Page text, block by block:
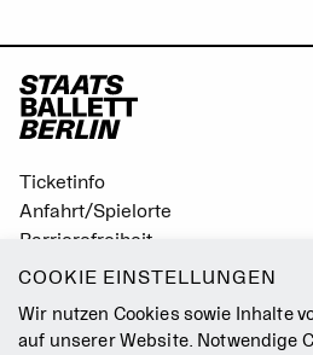
Ticketinfo
Anfahrt/Spielorte
Barrierefreiheit
Leichte Sprache
Leitbild
COOKIE EINSTELLUNGEN
Wir nutzen Cookies sowie Inhalte
auf unserer Website. Notwendige